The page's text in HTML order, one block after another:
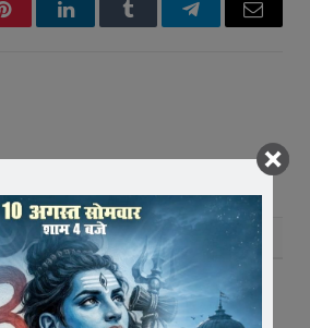
PinterestLinkedInTumblr TelegramEmail